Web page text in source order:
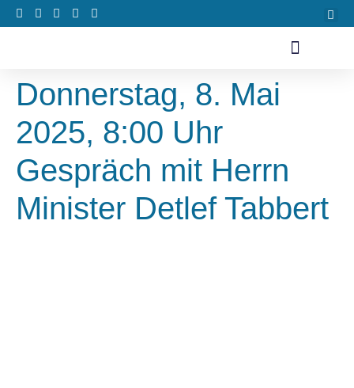
Donnerstag, 8. Mai
2025, 8:00 Uhr
Gespräch mit Herrn
Minister Detlef Tabbert